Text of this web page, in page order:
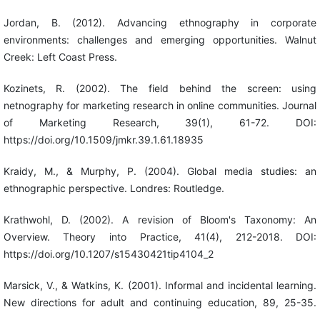
Jordan, B. (2012). Advancing ethnography in corporate
environments: challenges and emerging opportunities. Walnut
Creek: Left Coast Press.
Kozinets, R. (2002). The field behind the screen: using
netnography for marketing research in online communities. Journal
of Marketing Research, 39(1), 61-72. DOI:
https://doi.org/10.1509/jmkr.39.1.61.18935
Kraidy, M., & Murphy, P. (2004). Global media studies: an
ethnographic perspective. Londres: Routledge.
Krathwohl, D. (2002). A revision of Bloom's Taxonomy: An
Overview. Theory into Practice, 41(4), 212-2018. DOI:
https://doi.org/10.1207/s15430421tip4104_2
Marsick, V., & Watkins, K. (2001). Informal and incidental learning.
New directions for adult and continuing education, 89, 25-35.